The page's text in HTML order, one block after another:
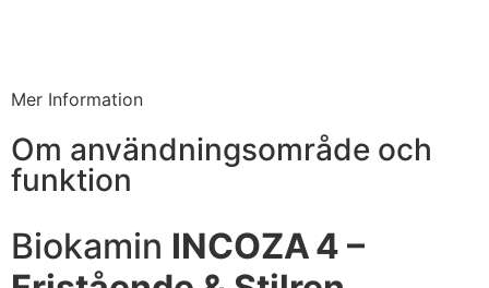
Mer Information
Om användningsområde och
funktion
Biokamin INCOZA 4 –